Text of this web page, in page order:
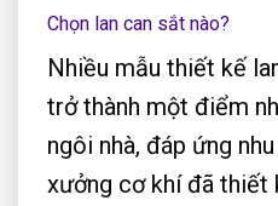
Chọn lan can sắt nào?
Nhiều mẫu thiết kế
trở thành một điểm
ngôi nhà, đáp ứng
xưởng cơ khí đã thiết